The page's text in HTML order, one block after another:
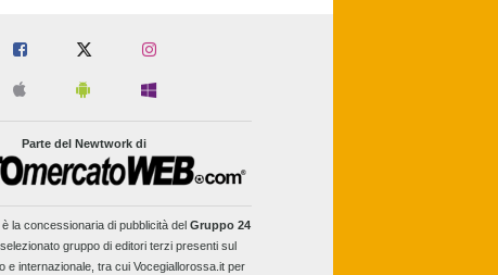
Parte del Newtwork di
la concessionaria di pubblicità del Gruppo 24
gruppo di editori terzi presenti sul
e internazionale, tra cui Vocegiallorossa.it per